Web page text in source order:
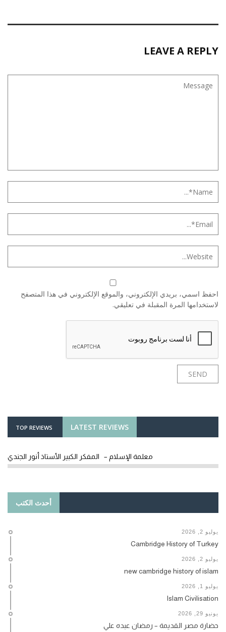
LEAVE A REPLY
احفظ اسمي، بريدي الإلكتروني، والموقع الإلكتروني في هذا المتصفح
لاستخدامها المرة المقبلة في تعليقي.
LATEST REVIEWS
TOP REVIEWS
معلمة الإسلام – المفكر الكبير الأستاذ أنور الجندي
أحدث الكتب
يوليو 2, 2026
Cambridge History of Turkey
يوليو 2, 2026
new cambridge history of islam
يوليو 1, 2026
Islam Civilisation
يونيو 29, 2026
حضارة مصر القديمة – رمضان عبده علي